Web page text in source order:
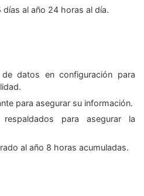
al año 24 horas al día.
datos en configuración para
para asegurar su información.
para asegurar la
al año 8 horas acumuladas.